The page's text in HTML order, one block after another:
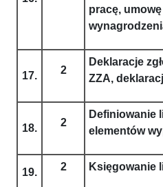
pracę,
17. 2
Deklaracje
ZZA,
18. 2
Definiowanie
elementów
19. 2 Księgowanie